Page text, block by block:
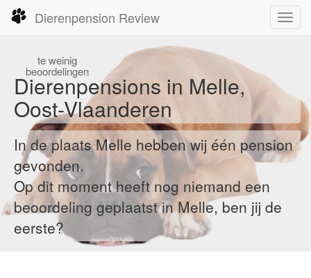
Dierenpension Review
teweinig
beoordelingen
Dierenpensions in Melle,
Oost-Vlaanderen
In de plaats Melle hebben wij één pension
gevonden.
Op dit moment heeft nog niemand een
beoordeling geplaatst in Melle, ben jij de
eerste?